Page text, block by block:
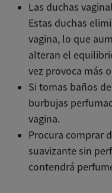
Las duchas
Estas duchas
vagina, lo que
alteran el
vez provoca más
Si tomas baños
burbujas
vagina.
Procura comprar
suavizante sin
contendrá